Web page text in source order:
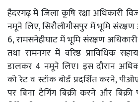
हैदरगढ़ में जिला कृषि रक्षा अधिकारी
नमूने लिए, सिरौलीगौसपुर में भूमि
6, रामसनेहीघाट में भूमि संरक्षण
तथा रामनगर में वरिष्ठ प्राविधिक
डालकर 4 नमूने लिए। इस दौरान
को रेट व स्टॉक बोर्ड प्रदर्शित करने,
पर बिना टैगिंग बिक्री करने और